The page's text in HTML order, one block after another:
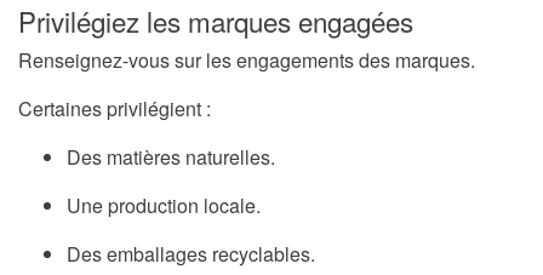
Privilégiez les marques engagées
Renseignez-vous sur les engagements des marques.
Certaines privilégient :
Des matières naturelles.
Une production locale.
Des emballages recyclables.